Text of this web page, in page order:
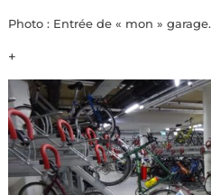
Photo : Entrée de « mon » garage.
+